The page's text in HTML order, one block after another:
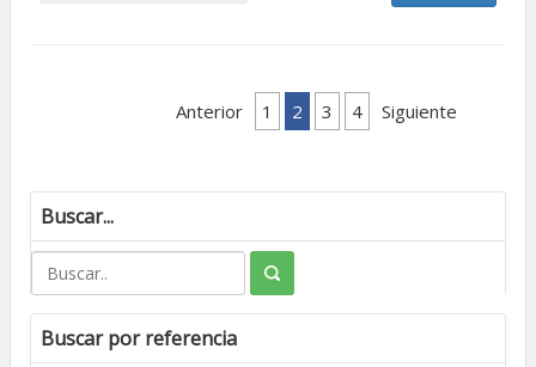
Anterior 1 2 3 4 Siguiente
Buscar...
Buscar por referencia